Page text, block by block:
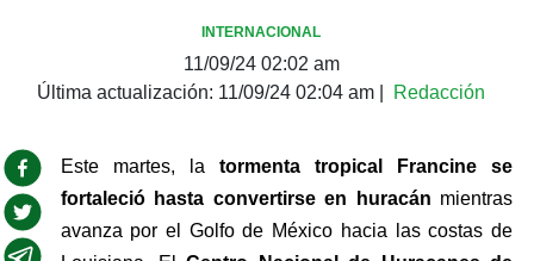
INTERNACIONAL
11/09/24 02:02 am
Última actualización: 11/09/24 02:04 am Redacción
Este martes, la tormenta tropical Francine se
fortaleció hasta convertirse en huracán mientras
avanza por el Golfo de México hacia las costas de